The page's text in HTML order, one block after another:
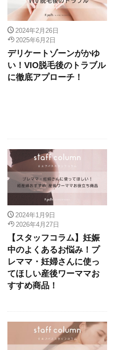
2024年2月26日
2025年6月2日
デリケートゾーンがかゆ
い！VIO脱毛後のトラブル
に徹底アプローチ！
2024年1月9日
2026年4月27日
【スタッフコラム】妊娠
中のよくあるお悩み！プ
レママ・妊婦さんに使っ
てほしい産後ワーママお
すすめ商品！